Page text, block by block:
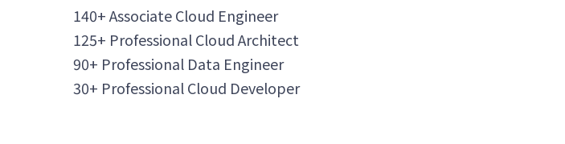
140+ Associate Cloud Engineer
125+ Professional Cloud Architect
90+ Professional Data Engineer
30+ Professional Cloud Developer